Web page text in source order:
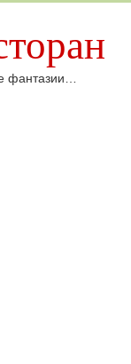
фантазии…